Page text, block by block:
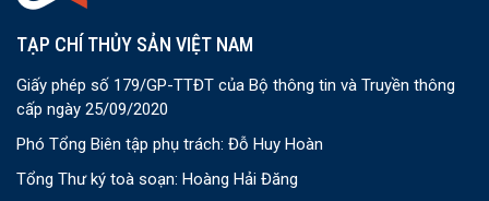
TẠP CHÍ THỦY SẢN VIỆT NAM
Giấy phép số 179/GP-TTĐT của Bộ thông tin và Truyền thông
cấp ngày 25/09/2020
Phó Tổng Biên tập phụ trách: Đỗ Huy Hoàn
Tổng Thư ký toà soạn: Hoàng Hải Đăng